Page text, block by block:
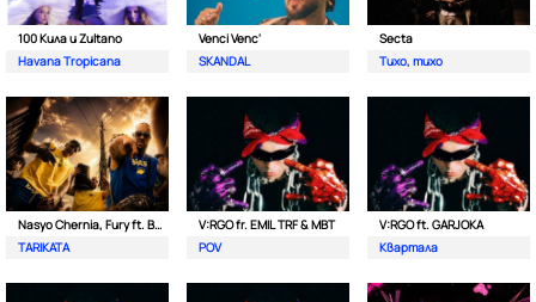
100 Кила и Zultano
Havana Tropicana
Venci Venc'
SKANDAL
Secta
Тихо, тихо
Nasyo Chernia, Fury ft. Bobo Armani
TARIKATA
V:RGO fr. EMIL TRF & MBT
POV
V:RGO ft. GARJOKA
Квартала